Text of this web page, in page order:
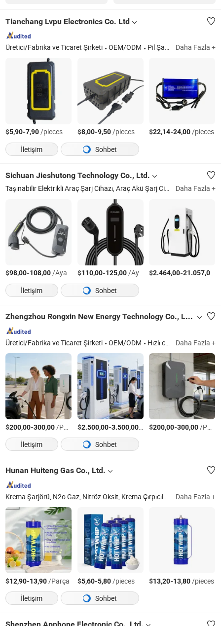
Tianchang Lvpu Electronics Co. Ltd
Üretici/Fabrika ve Ticaret Şirketi OEM/ODM Pil Şarj Cihazı, Lityum Pil Şarj Cihazı, Kurşun Asit Pil Şarj Cihazı, 6-light Gösterge Puls Şarj Cihazı, Dijital Ekran Akıllı Şarj Cihazı, Dijital Ekran Onarım Şarj Cihazı Daha Fazla +
$5,90-7,90/pieces $8,00-9,50/pieces $22,14-24,00/pieces
İletişim
Sohbet
Sichuan Jieshutong Technology Co., Ltd.
Taşınabilir Elektrikli Araç Şarj Cihazı, Araç Akü Şarj Cihazı, Elektrikli Araç Şarj Cihazı Daha Fazla +
$98,00-108,00/Ayarla $110,00-125,00/Ayarla $2.464,00-21.057,00 /
İletişim
Sohbet
Zhengzhou Rongxin New Energy Technology Co., Ltd.
Üretici/Fabrika ve Ticaret Şirketi OEM/ODM Hızlı cevap Daha Fazla +
$200,00-300,00/Parça $2.500,00-3.500,00/Parça
$200,00-300,00/Parça
İletişim
Sohbet
Hunan Huiteng Gas Co., Ltd.
Krema Şarjörü, N2o Gaz, Nitröz Oksit, Krema Çırpıcıları Hunan
Daha Fazla +
$12,90-13,90/Parça $5,60-5,80/pieces $13,20-13,80/pieces
İletişim
Sohbet